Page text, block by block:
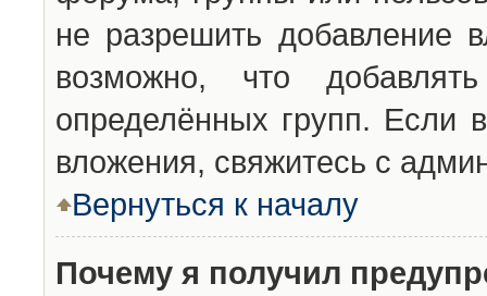
не разрешить добавление
возможно, что
определённых групп. Если
вложения, свяжитесь с
Вернуться к началу
Почему я получил